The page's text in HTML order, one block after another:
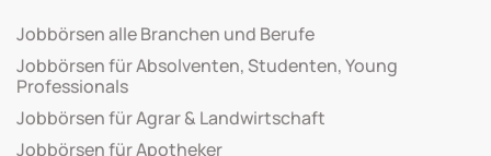
Jobbörsen alle Branchen und Berufe
Jobbörsen für Absolventen, Studenten, Young
Professionals
Jobbörsen für Agrar & Landwirtschaft
Jobbörsen für Apotheker